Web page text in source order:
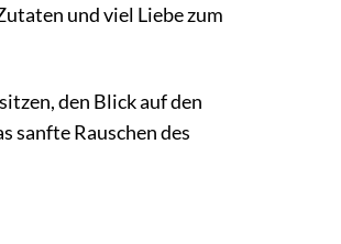
und viel Liebe zum
den Blick auf den
sanfte Rauschen des